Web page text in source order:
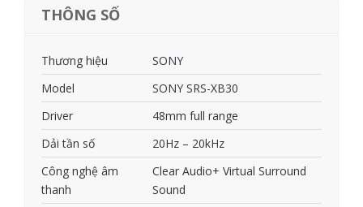
THÔNG SỐ
Thương hiệu
SONY
Model
SONY SRS-XB30
Driver
48mm full range
Dải tần số
20Hz – 20kHz
Công nghệ âm
thanh
Clear Audio+ Virtual Surround
Sound